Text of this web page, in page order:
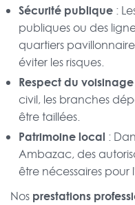
Sécurité publique :
publiques ou des
quartiers
éviter les risques.
Respect du voisinage
civil, les branches
être taillées.
Patrimoine local :
Ambazac, des
être nécessaires
Nos prestations